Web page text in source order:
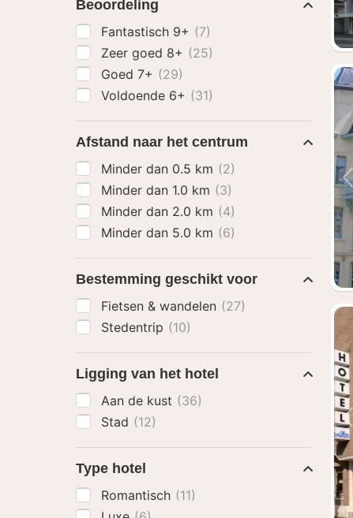
Beoordeling
Fantastisch 9+ (7)
Zeer goed 8+ (25)
Goed 7+ (29)
Voldoende 6+ (31)
Afstand naar het centrum
Minder dan 0.5 km (2)
Minder dan 1.0 km (3)
Minder dan 2.0 km (4)
Minder dan 5.0 km (6)
Bestemming geschikt voor
Fietsen & wandelen (27)
Stedentrip (10)
Ligging van het hotel
Aan de kust (36)
Stad (12)
Type hotel
Romantisch (11)